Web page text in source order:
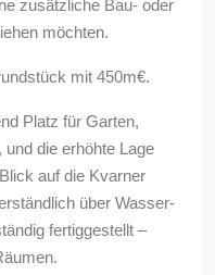
zusätzliche Bau- oder
möchten.
mit 450m€.
Platz für Garten,
die erhöhte Lage
auf die Kvarner
über Wasser-
fertiggestellt –